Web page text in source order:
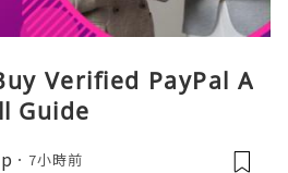
Verified PayPal A
Guide
7小時前